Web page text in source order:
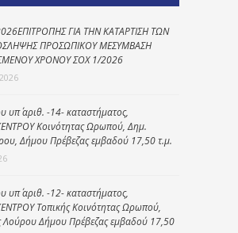
ΓΙΑ ΤΗΝ ΚΑΤΑΡΤΙΣΗ ΤΩΝ
ΠΡΟΣΩΠΙΚΟΥ ΜΕΣΥΜΒΑΣΗ
ΧΡΟΝΟΥ ΣΟΧ 1/2026
υπ΄ αριθ. -14- καταστήματος,
Κοινότητας Ωρωπού, Δημ.
Δήμου Πρέβεζας εμβαδού 17,50 τ.μ.
υπ΄ αριθ. -12- καταστήματος,
Τοπικής Κοινότητας Ωρωπού,
Λούρου Δήμου Πρέβεζας εμβαδού 17,50